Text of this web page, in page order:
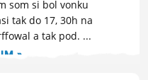
som si bol vonku
tak do 17, 30h na
a tak pod. ...
»